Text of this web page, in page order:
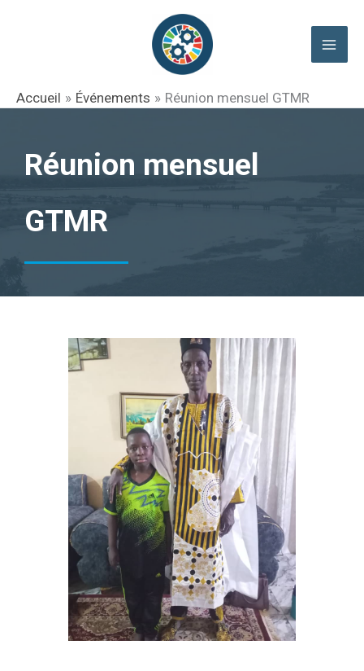
Accueil Événements Réunion mensuel GTMR
Réunion mensuel
GTMR